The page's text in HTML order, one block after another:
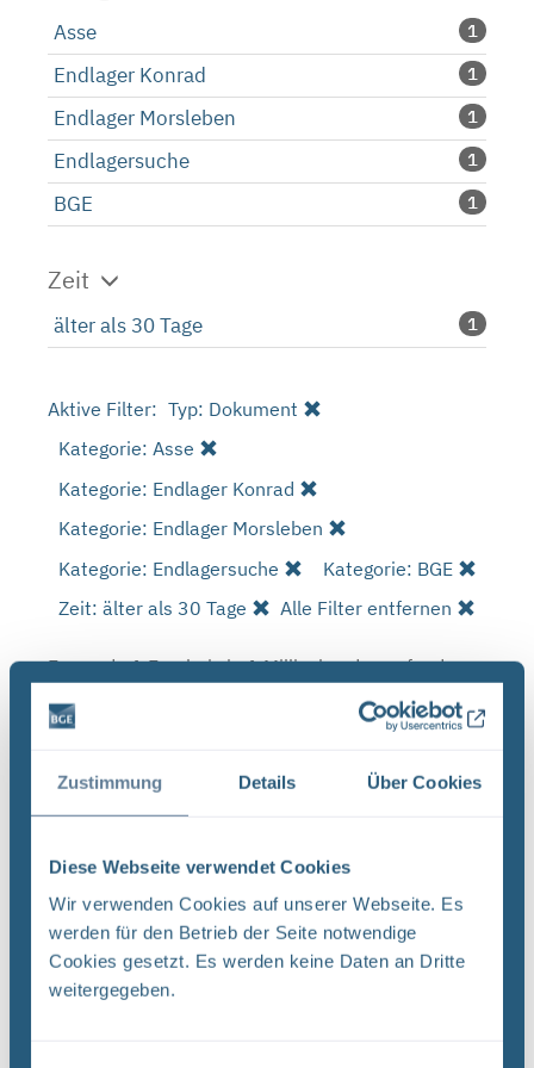
Zustimmung Details Über Cookies
Diese Webseite verwendet Cookies
Wir verwenden Cookies auf unserer Webseite. Es
werden für den Betrieb der Seite notwendige
Cookies gesetzt. Es werden keine Daten an Dritte
weitergegeben.
Asse 1
Endlager Konrad 1
Endlager Morsleben 1
Endlagersuche 1
BGE 1
Zeit
älter als 30 Tage 1
Aktive Filter: Typ: Dokument
Kategorie: Asse
Kategorie: Endlager Konrad
Kategorie: Endlager Morsleben
Kategorie: Endlagersuche
Kategorie: BGE
Zeit: älter als 30 Tage
Alle Filter entfernen
Es wurde 1 Ergebnis in 1 Millisekunden gefunden.
1
Forschungs- und Entwicklungsstrategie der
BGE (PDF)